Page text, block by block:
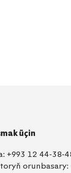
üçin
+993 12 44-38-
orunbasary: